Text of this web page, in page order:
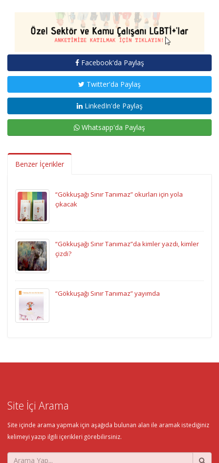
Facebook'da Paylaş
Twitter'da Paylaş
LinkedIn'de Paylaş
Whatsapp'da Paylaş
Benzer İçerikler
“Gökkuşağı Sınır Tanımaz” okurları için yola
çıkacak
“Gökkuşağı Sınır Tanımaz”da kimler yazdı, kimler
çizdi?
“Gökkuşağı Sınır Tanımaz” yayımda
Site İçi Arama
Site içinde arama yapmak için aşağıda bulunan alan ile aramak istediğiniz
kelimeyi yazıp ilgili içerikleri görebilirsiniz.